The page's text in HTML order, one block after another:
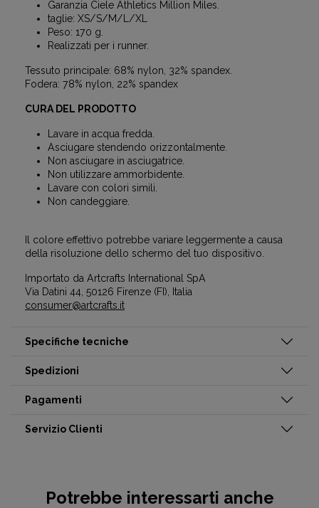
Garanzia Ciele Athletics Million Miles.
taglie: XS/S/M/L/XL
Peso: 170 g.
Realizzati per i runner.
Tessuto principale: 68% nylon, 32% spandex.
Fodera: 78% nylon, 22% spandex
CURA DEL PRODOTTO
Lavare in acqua fredda.
Asciugare stendendo orizzontalmente.
Non asciugare in asciugatrice.
Non utilizzare ammorbidente.
Lavare con colori simili.
Non candeggiare.
Il colore effettivo potrebbe variare leggermente a causa
della risoluzione dello schermo del tuo dispositivo.
Importato da Artcrafts International SpA
Via Datini 44, 50126 Firenze (FI), Italia
consumer@artcrafts.it
Specifiche tecniche
Spedizioni
Pagamenti
Servizio Clienti
Potrebbe interessarti anche